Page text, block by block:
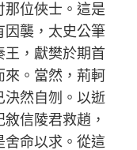
那位俠士。這是
因襲，太史公筆
王，獻樊於期首
來。當然，荊軻
決然自刎。以逝
信陵君救趙，
舍命以求。從這